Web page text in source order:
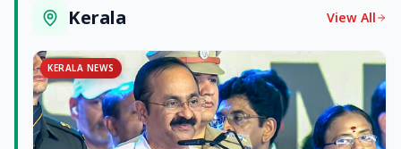
Kerala View All
KERALA NEWS